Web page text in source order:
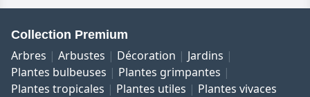
Collection Premium
Arbres Arbustes Décoration
Jardins
Plantes bulbeuses
Plantes grimpantes
Plantes tropicales
Plantes utiles Plantes vivaces